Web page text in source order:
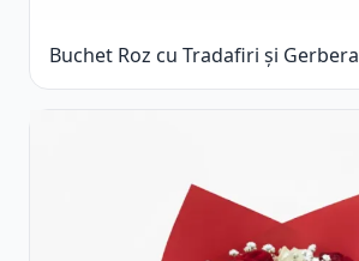
Buchet Roz cu Tradafiri și Gerbera